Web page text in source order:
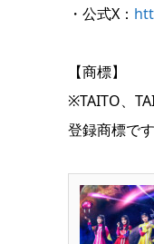
・公式X：
【商標】
※TAITO、
登録商標です